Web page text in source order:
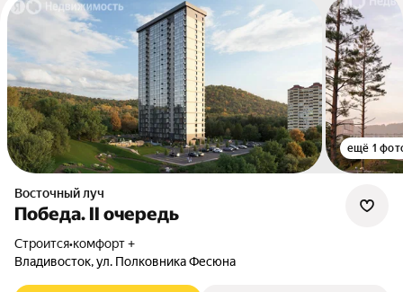
ещё 1
Восточный луч
Победа. II очередь
Строится•комфорт +
Владивосток, ул. Полковника Фесюна